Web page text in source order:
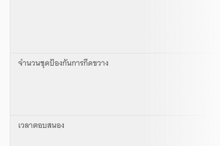
จำนวนชุดป้องกันการกีดขวาง
เวลาตอบสนอง